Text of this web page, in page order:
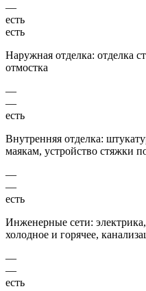
—
есть
есть
Наружная отделка: отделка
отмостка
—
—
есть
Внутренняя отделка:
маякам, устройство стяжки
—
—
есть
Инженерные сети:
холодное и горячее,
—
—
есть